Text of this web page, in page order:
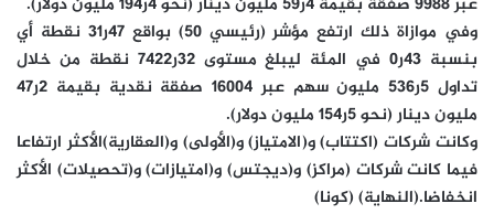
وفي موازاة ذلك ارتفع مؤشر (رئيسي 50) بواقع 47ر31 نقطة أي
بنسبة 43ر0 في المئة ليبلغ مستوى 32ر7422 نقطة من خلال
تداول 5ر536 مليون سهم عبر 16004 صفقة نقدية بقيمة 2ر47
مليون دينار (نحو 5ر154 مليون دولار).
وكانت شركات (اكتتاب) و(الامتياز) و(الأولى) و(العقارية)الأكثر ارتفاعا
فيما كانت شركات (مراكز) و(ديجتس) و(امتيازات) و(تحصيلات) الأكثر
انخفاضا.(النهاية) (كونا)